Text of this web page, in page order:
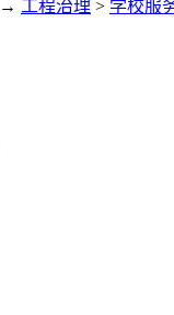
→ 工程治理 > 学校服